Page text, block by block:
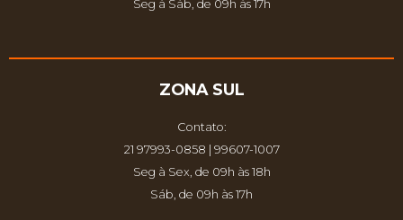
Seg à Sáb, de 09h às 17h
ZONA SUL
Contato:
21 97993-0858 | 99607-1007
Seg à Sex, de 09h às 18h
Sáb, de 09h às 17h